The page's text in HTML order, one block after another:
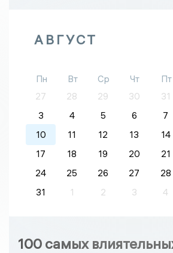
АВГУСТ
Пн Вт Ср Чт Пт
27
28 29 30 31
3
4 5 6 7
10
11 12 13 14
17
18 19 20 21
24
25 26 27 28
31
1 2 3 4
100 самых